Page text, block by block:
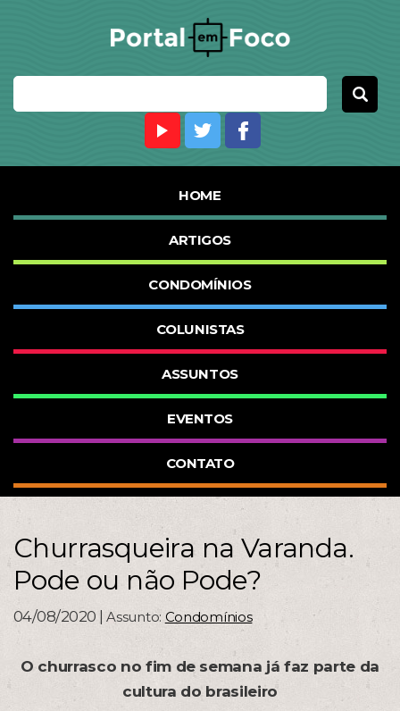
HOME
ARTIGOS
CONDOMÍNIOS
COLUNISTAS
ASSUNTOS
EVENTOS
CONTATO
Churrasqueira na Varanda.
Pode ou não Pode?
04/08/2020 |Assunto: Condomínios
O churrasco no fim de semana já faz parte da
cultura do brasileiro